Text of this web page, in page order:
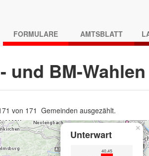
FORMULARE AMTSBLATT
und BM-
von 171 Gemeinden ausgezählt.
Unterwart
40,45
×